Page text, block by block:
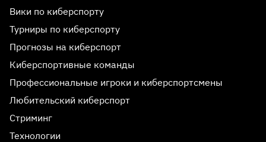
Вики по киберспорту
Турниры по киберспорту
Прогнозы на киберспорт
Киберспортивные команды
Профессиональные игроки и киберспортсмены
Любительский киберспорт
Стриминг
Технологии